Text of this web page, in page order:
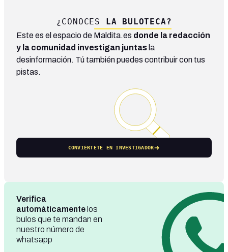
¿CONOCES LA BULOTECA?
Este es el espacio de Maldita.es donde la redacción
y la comunidad investigan juntas la
desinformación. Tú también puedes contribuir con tus
pistas.
CONVIÉRTETE EN INVESTIGADOR
Verifica
automáticamente los
bulos que te mandan en
nuestro número de
whatsapp